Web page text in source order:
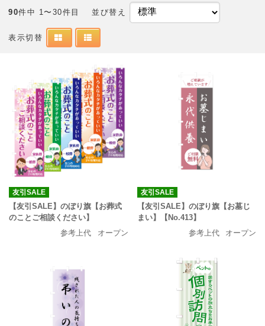
90件中 1〜30件目 並び替え
表示切替
友引SALE
【友引SALE】のぼり旗【お葬式
のことご相談ください】
参考上代
オープン
友引SALE
【友引SALE】のぼり旗【お墓じ
まい】【No.413】
参考上代
オープン